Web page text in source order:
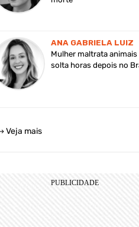
ANA GABRIELA LUIZ
Mulher maltrata animais
solta horas depois no
Veja mais